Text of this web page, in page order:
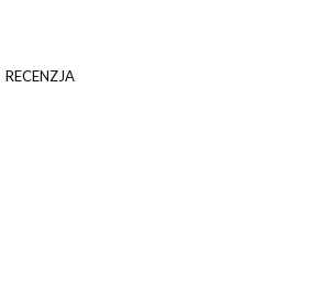
RECENZJA